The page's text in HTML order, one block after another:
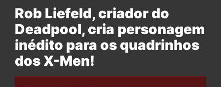
Rob Liefeld, criador do
Deadpool, cria personagem
inédito para os quadrinhos
dos X-Men!